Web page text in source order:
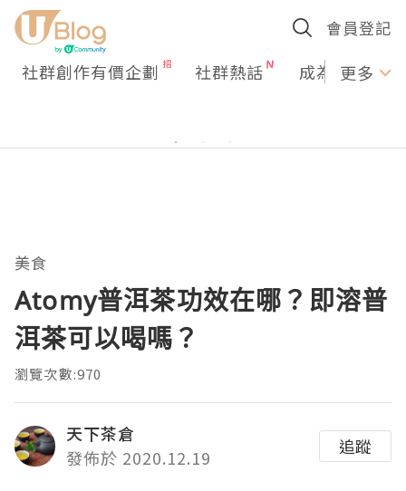
會員登記
社群創作有價企劃 社群熱話 成為U更多
美食
Atomy普洱茶功效在哪？即溶普
洱茶可以喝嗎？
瀏覽次數:970
天下茶倉
發佈於 2020.12.19
追蹤